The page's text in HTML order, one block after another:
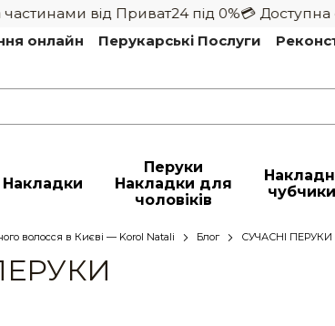
від Приват24 під 0%💳 Доступна
онлайн Перукарські Послуги
Накладки
Перуки
Накладки для
чоловіків
чубчики
волосся в Києві — Korol Natali Блог СУЧАСНІ ПЕРУКИ